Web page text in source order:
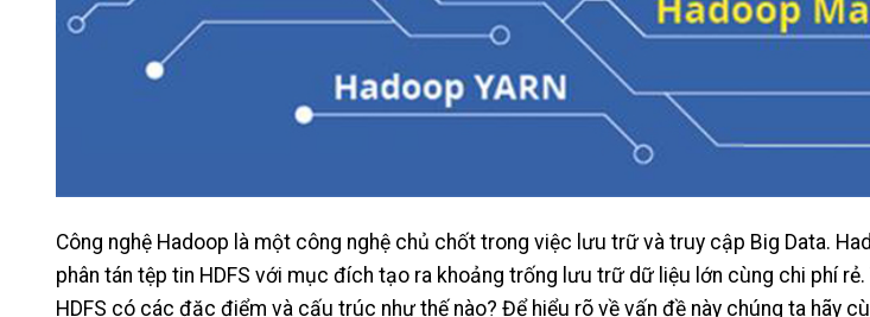
Công nghệ Hadoop là một công nghệ chủ chốt trong việc lưu trữ và truy cập Big Data.
phân tán tệp tin HDFS với mục đích tạo ra khoảng trống lưu trữ dữ liệu lớn cùng chi phí rẻ.
HDFS có các đặc điểm và cấu trúc như thế nào? Để hiểu rõ về vấn đề này chúng ta hãy